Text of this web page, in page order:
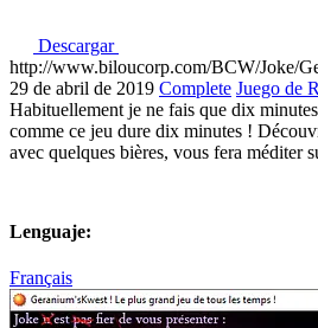
Descargar
http://www.biloucorp.com/BCW/Joke/
29 de abril de 2019 Complete Juego de
Habituellement je ne fais que dix
comme ce jeu dure dix minutes !
avec quelques bières, vous fera méditer
Lenguaje:
Français